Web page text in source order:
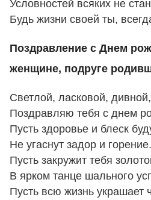
Условностей всяких не
Будь жизни своей ты,
Поздравление с Днем
женщине, подруге
Светлой, ласковой,
Поздравляю тебя с днем
Пусть здоровье и блеск
Не угаснут задор и горение.
Пусть закружит тебя
В ярком танце шального
Пусть всю жизнь украшает